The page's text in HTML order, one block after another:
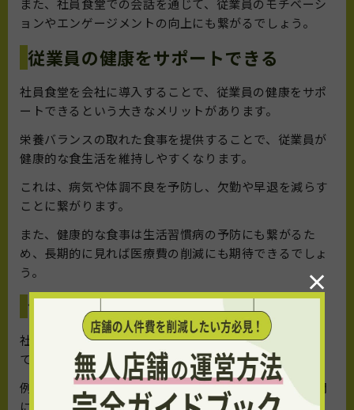
また、社員食堂での会話を通じて、従業員のモチベーシ
ョンやエンゲージメントの向上にも繋がるでしょう。
従業員の健康をサポートできる
社員食堂を会社に導入することで、従業員の健康をサポ
ートできるという大きなメリットがあります。
栄養バランスの取れた食事を提供することで、従業員が
健康的な食生活を維持しやすくなります。
これは、病気や体調不良を予防し、欠勤や早退を減らす
ことに繋がります。
また、健康的な食事は生活習慣病の予防にも繋がるた
め、長期的に見れば医療費の削減にも期待できるでしょ
う。
食堂以外にもスペースを活用できる
社員食堂は、食事だけでなく、企業の他のスペースとし
ても活用できます。
例えば、ランチタイムの時間を過ぎた後や、仕事の合間
×